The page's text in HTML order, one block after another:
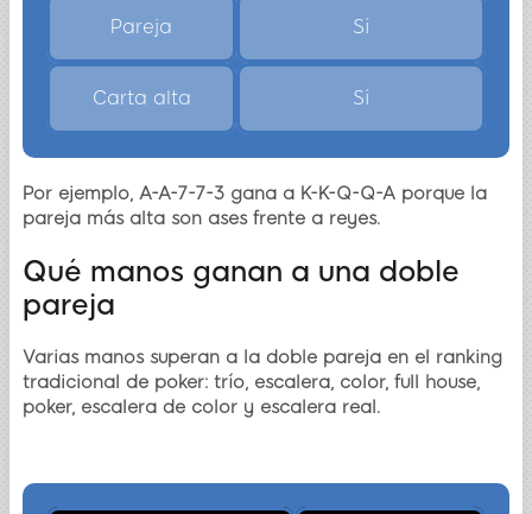
Pareja Sí
Carta alta Sí
Por ejemplo, A-A-7-7-3 gana a K-K-Q-Q-A porque la
pareja más alta son ases frente a reyes.
Qué manos ganan a una doble
pareja
Varias manos superan a la doble pareja en el ranking
tradicional de poker: trío, escalera, color, full house,
poker, escalera de color y escalera real.